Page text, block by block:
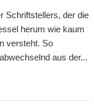
Schriftstellers, der die
herum wie kaum
versteht. So
aus der...